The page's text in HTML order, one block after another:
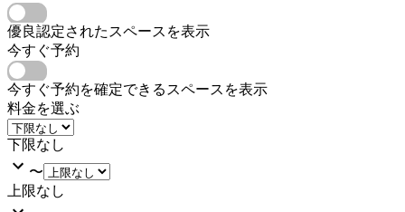
優良認定されたスペースを表示
今すぐ予約
今すぐ予約を確定できるスペースを表示
料金を選ぶ
下限なし
〜
上限なし